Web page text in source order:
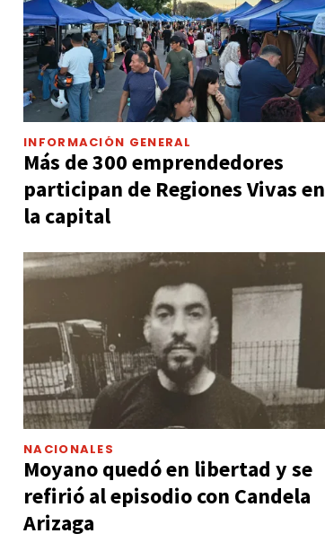
INFORMACIÓN GENERAL
Más de 300 emprendedores
participan de Regiones Vivas en
la capital
NACIONALES
Moyano quedó en libertad y se
refirió al episodio con Candela
Arizaga